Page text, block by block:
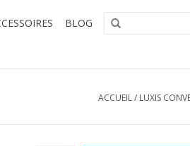
BLOG
ACCUEIL/ LUXIS